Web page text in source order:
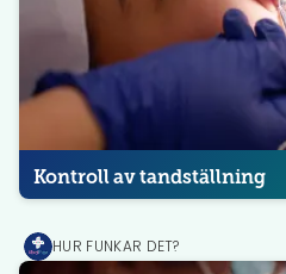
Kontroll av tandställning
MediPrep
HUR FUNKAR DET?